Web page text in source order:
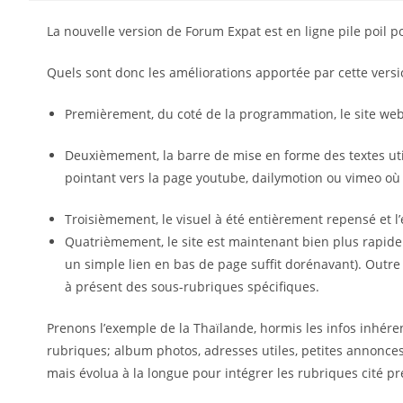
La nouvelle version de Forum Expat est en ligne pile poil
Quels sont donc les améliorations apportée par cette
Premièrement, du coté de la programmation, le site
Deuxièmement, la barre de mise en forme des textes
pointant vers la page youtube, dailymotion ou vimeo
Troisièmement, le visuel à été entièrement repensé et
Quatrièmement, le site est maintenant bien plus
un simple lien en bas de page suffit dorénavant).
à présent des sous-rubriques spécifiques.
Prenons l’exemple de la Thaïlande, hormis les infos
rubriques; album photos, adresses utiles, petites
mais évolua à la longue pour intégrer les rubriques cité